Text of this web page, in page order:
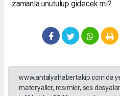
zamanla unutulup gidecek mi?
www.antalyahabertakip.com'da
materyaller, resimler, ses